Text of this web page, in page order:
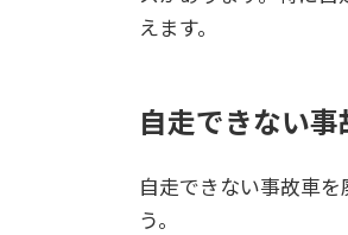
えます。
自走できない
自走できない事故車
う。